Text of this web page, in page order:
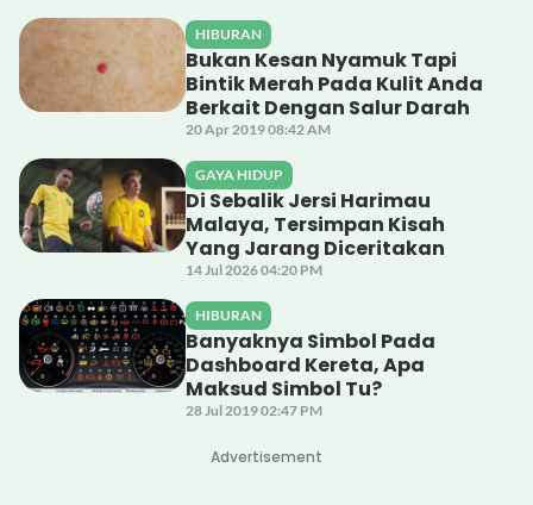
HIBURAN
Bukan Kesan Nyamuk Tapi
Bintik Merah Pada Kulit Anda
Berkait Dengan Salur Darah
20 Apr 2019 08:42 AM
GAYA HIDUP
Di Sebalik Jersi Harimau
Malaya, Tersimpan Kisah
Yang Jarang Diceritakan
14 Jul 2026 04:20 PM
HIBURAN
Banyaknya Simbol Pada
Dashboard Kereta, Apa
Maksud Simbol Tu?
28 Jul 2019 02:47 PM
Advertisement